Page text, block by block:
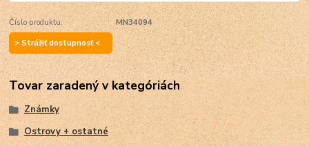
Číslo produktu:
MN34094
> Strážiť dostupnosť <
Tovar zaradený v kategóriách
Známky
Ostrovy + ostatné